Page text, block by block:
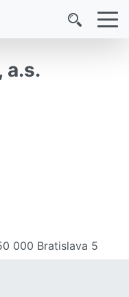
a.s.
000 Bratislava 5